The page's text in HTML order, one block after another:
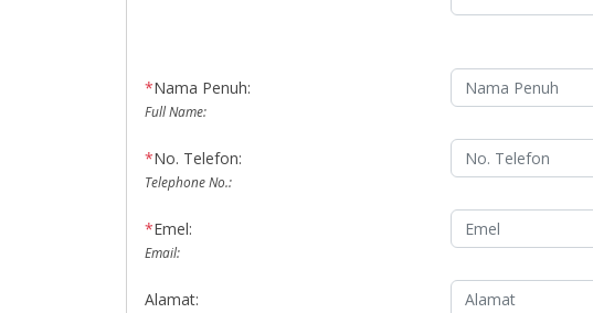
*Nama Penuh:
Full Name:
*No. Telefon:
Telephone No.:
*Emel:
Email:
Alamat: